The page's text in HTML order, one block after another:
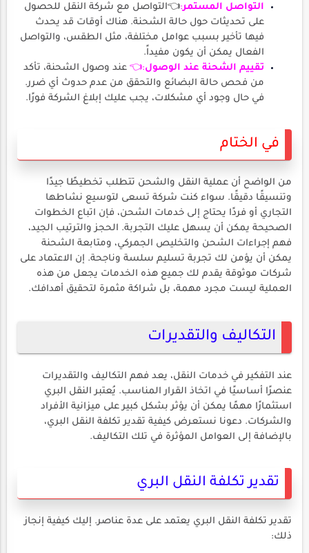
التواصل المستمر:👈التواصل مع شركة النقل للحصول
على تحديثات حول حالة الشحنة. هناك أوقات قد يحدث
فيها تأخير بسبب عوامل مختلفة، مثل الطقس، والتواصل
الفعال يمكن أن يكون مفيداً.
تقييم الشحنة عند الوصول:👈 عند وصول الشحنة، تأكد
من فحص حالة البضائع والتحقق من عدم حدوث أي ضرر.
في حال وجود أي مشكلات، يجب عليك إبلاغ الشركة فورًا.
في الختام
من الواضح أن عملية النقل والشحن تتطلب تخطيطًا جيدًا
وتنسيقًا دقيقًا. سواء كنت شركة تسعى لتوسيع نشاطها
التجاري أو فردًا يحتاج إلى خدمات الشحن، فإن اتباع الخطوات
الصحيحة يمكن أن يسهل عليك التجربة. الحجز والترتيب الجيد،
فهم إجراءات الشحن والتخليص الجمركي، ومتابعة الشحنة
يمكن أن يؤمن لك تجربة تسليم سلسة وناجحة. إن الاعتماد على
شركات موثوقة يقدم لك جميع هذه الخدمات يجعل من هذه
العملية ليست مجرد مهمة، بل شراكة مثمرة لتحقيق أهدافك.
التكاليف والتقديرات
عند التفكير في خدمات النقل، يعد فهم التكاليف والتقديرات
عنصرًا أساسيًا في اتخاذ القرار المناسب. يُعتبر النقل البري
استثمارًا مهمًا يمكن أن يؤثر بشكل كبير على ميزانية الأفراد
والشركات. دعونا نستعرض كيفية تقدير تكلفة النقل البري،
بالإضافة إلى العوامل المؤثرة في تلك التكاليف.
تقدير تكلفة النقل البري
تقدير تكلفة النقل البري يعتمد على عدة عناصر. إليك كيفية إنجاز
ذلك: